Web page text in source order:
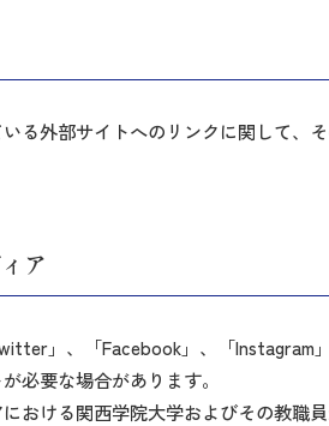
る外部サイトへのリンクに関して、
ア
」、「Facebook」、「Instagram
必要な場合があります。
おける関西学院大学およびその教職